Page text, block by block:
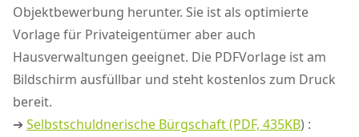
Objektbewerbung herunter. Sie ist als optimierte
Vorlage für Privateigentümer aber auch
Hausverwaltungen geeignet. Die PDFVorlage ist am
Bildschirm ausfüllbar und steht kostenlos zum Druck
bereit.
➔Selbstschuldnerische Bürgschaft (PDF, 435KB) :